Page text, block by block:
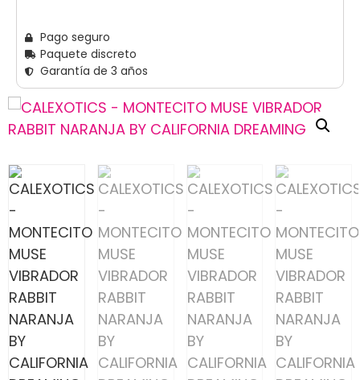
Pago seguro
Paquete discreto
Garantía de 3 años